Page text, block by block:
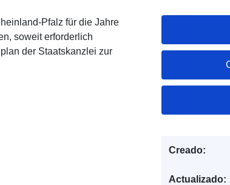
Pfalz für die Jahre
soweit erforderlich
der Staatskanzlei zur
Creado:
Actualizado: